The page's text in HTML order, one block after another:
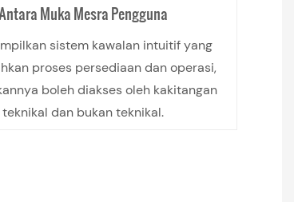
Muka Mesra Pengguna
sistem kawalan intuitif yang
proses persediaan dan operasi,
boleh diakses oleh kakitangan
teknikal dan bukan teknikal.